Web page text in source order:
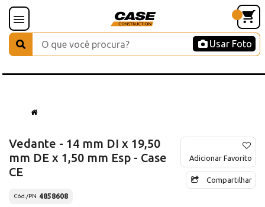
Usar Foto
Vedante - 14 mm DI x 19,50
mm DE x 1,50 mm Esp - Case
CE
Cód./PN 4858608
Adicionar Favorito
Compartilhar